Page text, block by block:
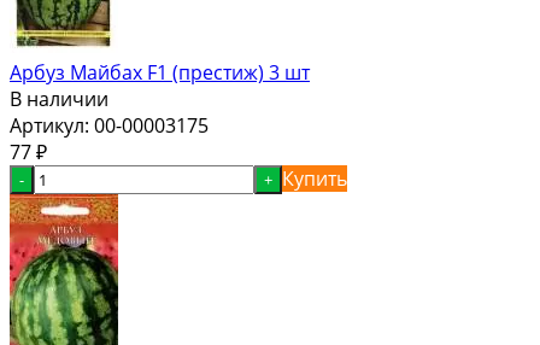
Арбуз Майбах F1 (престиж) 3 шт
В наличии
Артикул: 00-00003175
77 ₽
- + Купить